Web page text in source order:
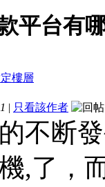
平台有
| 只看該作者
不断
,了，